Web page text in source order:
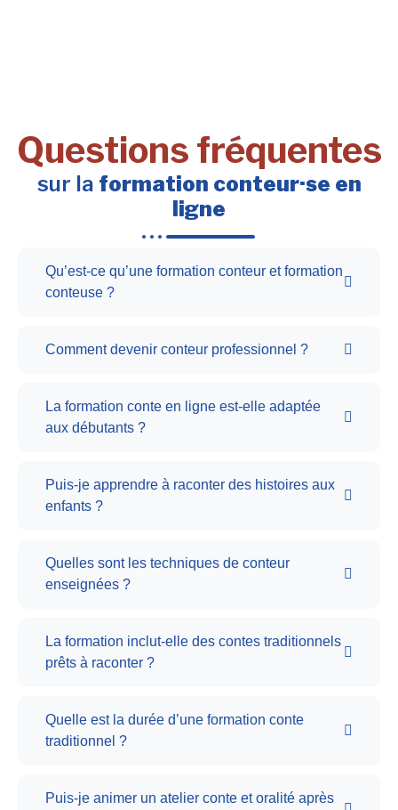
Questions fréquentes
sur la formation conteur·se en
ligne
Qu’est-ce qu’une formation conteur et formation
conteuse ?
Comment devenir conteur professionnel ?
La formation conte en ligne est-elle adaptée
aux débutants ?
Puis-je apprendre à raconter des histoires aux
enfants ?
Quelles sont les techniques de conteur
enseignées ?
La formation inclut-elle des contes traditionnels
prêts à raconter ?
Quelle est la durée d’une formation conte
traditionnel ?
Puis-je animer un atelier conte et oralité après